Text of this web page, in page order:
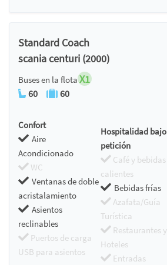
Standard Coach
scania centuri (2000)
Buses en la flota X1
60 60
Confort
Aire
Acondicionado
WC
Ventanas de doble
acristalamiento
Asientos
reclinables
Puertos de carga
USB para asientos
Hospitalidad bajo
petición
Café y bebidas
calientes
Bebidas frías
Azafata/Guía
Turística
Restaurantes y
Hoteles
Entradas